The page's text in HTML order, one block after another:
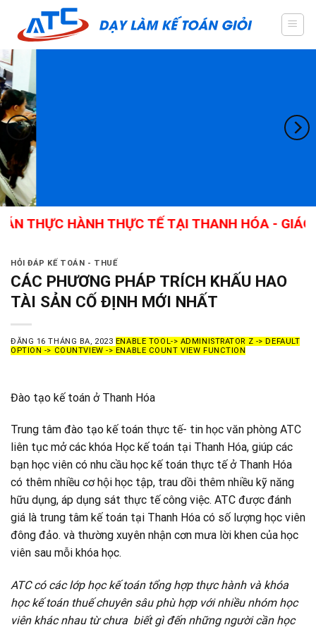
content
HÀNH THỰC TẾ TẠI THANH HÓA - GIÁO VIÊN
HỎI ĐÁP KẾ TOÁN - THUẾ
CÁC PHƯƠNG PHÁP TRÍCH KHẤU HAO
TÀI SẢN CỐ ĐỊNH MỚI NHẤT
ĐĂNG 16 THÁNG BA, 2023 ENABLE TOOL-> ADMINISTRATOR Z -> DEFAULT
OPTION -> COUNTVIEW -> ENABLE COUNT VIEW FUNCTION
Đào tạo kế toán ở Thanh Hóa
Trung tâm đào tạo kế toán thực tế- tin học văn phòng ATC
liên tục mở các khóa Học kế toán tại Thanh Hóa, giúp các
bạn học viên có nhu cầu học kế toán thực tế ở Thanh Hóa
có thêm nhiều cơ hội học tập, trau dồi thêm nhiều kỹ năng
hữu dụng, áp dụng sát thực tế công việc. ATC được đánh
giá là trung tâm kế toán tại Thanh Hóa có số lượng học viên
đông đảo. và thường xuyên nhận cơn mưa lời khen của học
viên sau mỗi khóa học.
ATC có các lớp học kế toán tổng hợp thực hành và khóa
học kế toán thuế chuyên sâu phù hợp với nhiều nhóm học
viên khác nhau từ chưa biết gì đến những người cần học